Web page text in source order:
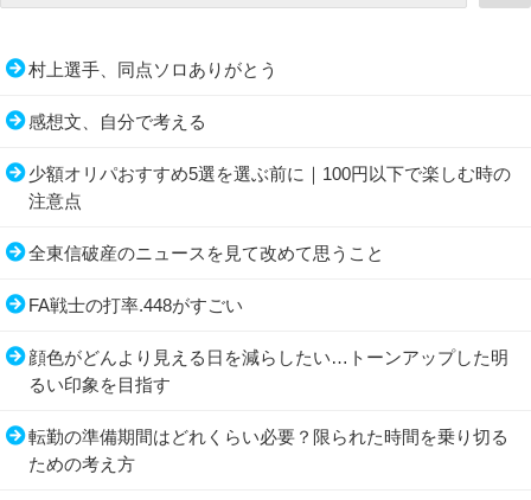
村上選手、同点ソロありがとう
感想文、自分で考える
少額オリパおすすめ5選を選ぶ前に｜100円以下で楽しむ時の
注意点
全東信破産のニュースを見て改めて思うこと
FA戦士の打率.448がすごい
顔色がどんより見える日を減らしたい…トーンアップした明
るい印象を目指す
転勤の準備期間はどれくらい必要？限られた時間を乗り切る
ための考え方